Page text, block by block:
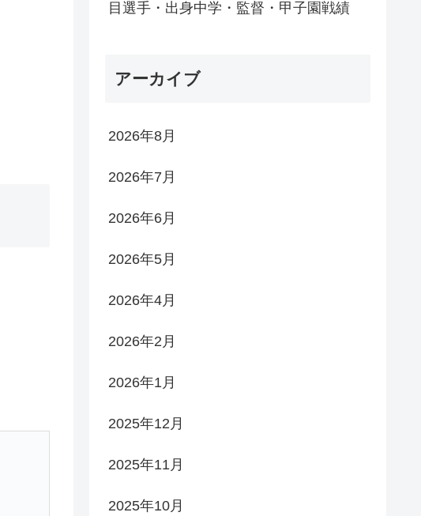
目選手・出身中学・監督・甲子園戦績
アーカイブ
2026年8月
2026年7月
2026年6月
2026年5月
2026年4月
2026年2月
2026年1月
2025年12月
2025年11月
2025年10月